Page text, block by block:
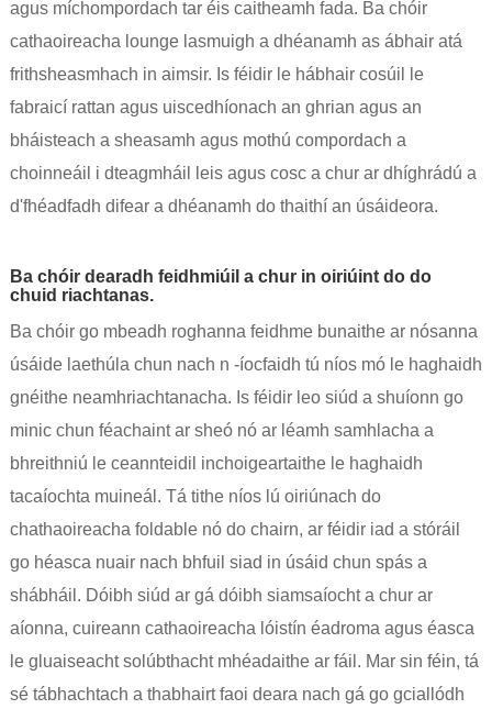
agus míchompordach tar éis caitheamh fada. Ba chóir
cathaoireacha lounge lasmuigh a dhéanamh as ábhair atá
frithsheasmhach in aimsir. Is féidir le hábhair cosúil le
fabraicí rattan agus uiscedhíonach an ghrian agus an
bháisteach a sheasamh agus mothú compordach a
choinneáil i dteagmháil leis agus cosc a chur ar dhíghrádú a
d'fhéadfadh difear a dhéanamh do thaithí an úsáideora.
Ba chóir dearadh feidhmiúil a chur in oiriúint do do
chuid riachtanas.
Ba chóir go mbeadh roghanna feidhme bunaithe ar nósanna
úsáide laethúla chun nach n -íocfaidh tú níos mó le haghaidh
gnéithe neamhriachtanacha. Is féidir leo siúd a shuíonn go
minic chun féachaint ar sheó nó ar léamh samhlacha a
bhreithniú le ceannteidil inchoigeartaithe le haghaidh
tacaíochta muineál. Tá tithe níos lú oiriúnach do
chathaoireacha foldable nó do chairn, ar féidir iad a stóráil
go héasca nuair nach bhfuil siad in úsáid chun spás a
shábháil. Dóibh siúd ar gá dóibh siamsaíocht a chur ar
aíonna, cuireann cathaoireacha lóistín éadroma agus éasca
le gluaiseacht solúbthacht mhéadaithe ar fáil. Mar sin féin, tá
sé tábhachtach a thabhairt faoi deara nach gá go gciallódh